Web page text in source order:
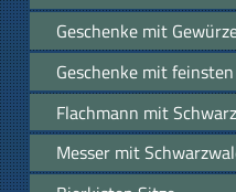
Geschenke mit
Geschenke mit
Flachmann mit
Messer mit